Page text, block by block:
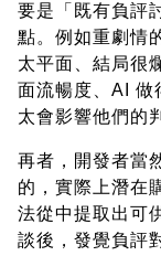
要是「既有負評
點。例如重劇情
太平面、結局很
面流暢度、AI 做
太會影響他們的
再者，開發者當
的，實際上潛在
法從中提取出可
談後，發覺負評